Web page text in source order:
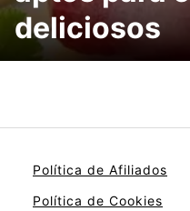
deliciosos
Política de Afiliados
Política de Cookies